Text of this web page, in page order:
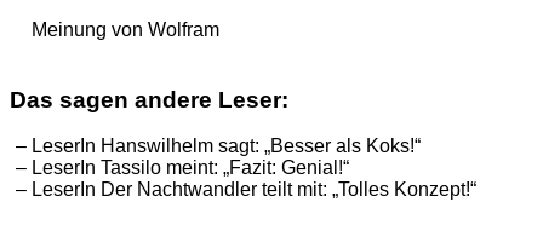
Meinung von Wolfram
Das sagen andere Leser:
– LeserIn Hanswilhelm sagt: „Besser als Koks!“
– LeserIn Tassilo meint: „Fazit: Genial!“
– LeserIn Der Nachtwandler teilt mit: „Tolles Konzept!“